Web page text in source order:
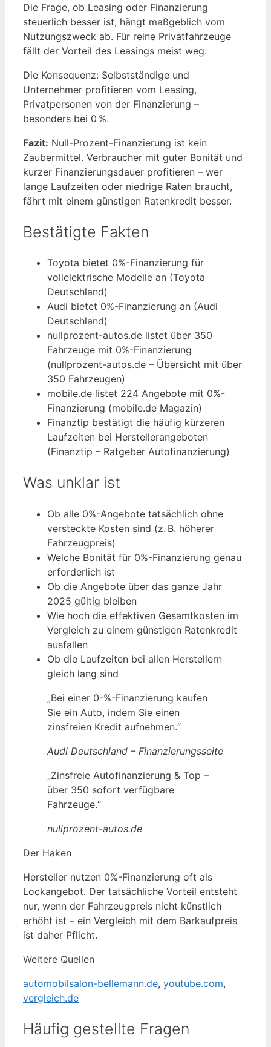
Die Frage, ob Leasing oder Finanzierung
steuerlich besser ist, hängt maßgeblich vom
Nutzungszweck ab. Für reine Privatfahrzeuge
fällt der Vorteil des Leasings meist weg.
Die Konsequenz: Selbstständige und
Unternehmer profitieren vom Leasing,
Privatpersonen von der Finanzierung –
besonders bei 0 %.
Fazit: Null-Prozent-Finanzierung ist kein
Zaubermittel. Verbraucher mit guter Bonität und
kurzer Finanzierungsdauer profitieren – wer
lange Laufzeiten oder niedrige Raten braucht,
fährt mit einem günstigen Ratenkredit besser.
Bestätigte Fakten
Toyota bietet 0%-Finanzierung für
vollelektrische Modelle an (Toyota
Deutschland)
Audi bietet 0%-Finanzierung an (Audi
Deutschland)
nullprozent-autos.de listet über 350
Fahrzeuge mit 0%-Finanzierung
(nullprozent-autos.de – Übersicht mit über
350 Fahrzeugen)
mobile.de listet 224 Angebote mit 0%-
Finanzierung (mobile.de Magazin)
Finanztip bestätigt die häufig kürzeren
Laufzeiten bei Herstellerangeboten
(Finanztip – Ratgeber Autofinanzierung)
Was unklar ist
Ob alle 0%-Angebote tatsächlich ohne
versteckte Kosten sind (z. B. höherer
Fahrzeugpreis)
Welche Bonität für 0%-Finanzierung genau
erforderlich ist
Ob die Angebote über das ganze Jahr
2025 gültig bleiben
Wie hoch die effektiven Gesamtkosten im
Vergleich zu einem günstigen Ratenkredit
ausfallen
Ob die Laufzeiten bei allen Herstellern
gleich lang sind
„Bei einer 0-%-Finanzierung kaufen
Sie ein Auto, indem Sie einen
zinsfreien Kredit aufnehmen.“
Audi Deutschland – Finanzierungsseite
„Zinsfreie Autofinanzierung & Top –
über 350 sofort verfügbare
Fahrzeuge.“
nullprozent-autos.de
Der Haken
Hersteller nutzen 0%-Finanzierung oft als
Lockangebot. Der tatsächliche Vorteil entsteht
nur, wenn der Fahrzeugpreis nicht künstlich
erhöht ist – ein Vergleich mit dem Barkaufpreis
ist daher Pflicht.
Weitere Quellen
automobilsalon-bellemann.de, youtube.com,
vergleich.de
Häufig gestellte Fragen